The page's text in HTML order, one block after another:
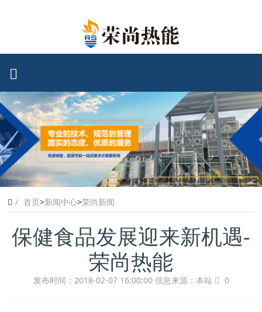
首页>新闻中心>荣尚新闻
保健食品发展迎来新机遇-
荣尚热能
发布时间：2018-02-07 16:00:00 信息来源：本站 0